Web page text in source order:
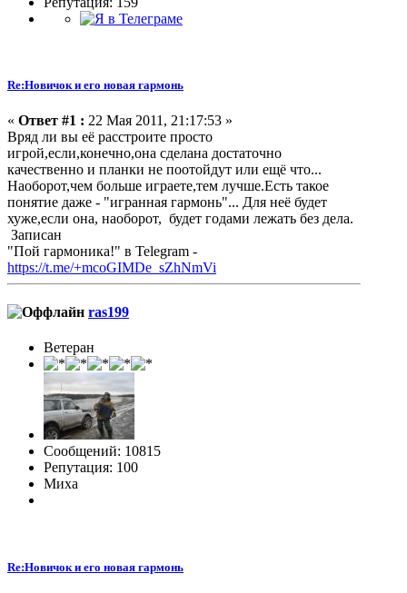
Re:Новичок и его новая гармонь
« Ответ #1 : 22 Мая 2011, 21:17:53 »
Вряд ли вы её расстроите просто
игрой,если,конечно,она сделана достаточно
качественно и планки не поотойдут или ещё что...
Наоборот,чем больше играете,тем лучше.Есть такое
понятие даже - "игранная гармонь"... Для неё будет
хуже,если она, наоборот, будет годами лежать без дела.
Записан
"Пой гармоника!" в Telegram -
https://t.me/+mcoGIMDe_sZhNmVi
ras199
Ветеран
Сообщений: 10815
Репутация: 100
Миха
Re:Новичок и его новая гармонь